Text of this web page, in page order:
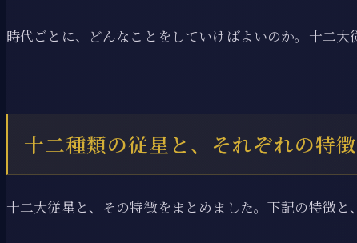
時代ごとに、どんなことをしていけばよいのか。十二大
十二種類の従星と、それぞれの特徴
十二大従星と、その特徴をまとめました。下記の特徴